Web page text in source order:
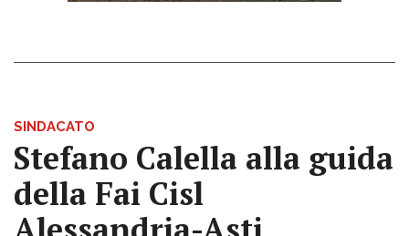
SINDACATO
Stefano Calella alla guida
della Fai Cisl